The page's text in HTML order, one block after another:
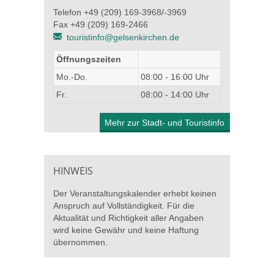
Telefon +49 (209) 169-3968/-3969
Fax +49 (209) 169-2466
touristinfo@gelsenkirchen.de
Öffnungszeiten
Mo.-Do.
08:00 - 16:00 Uhr
Fr.
08:00 - 14:00 Uhr
Mehr zur Stadt- und Touristinfo
HINWEIS
Der Veranstaltungskalender erhebt keinen
Anspruch auf Vollständigkeit. Für die
Aktualität und Richtigkeit aller Angaben
wird keine Gewähr und keine Haftung
übernommen.